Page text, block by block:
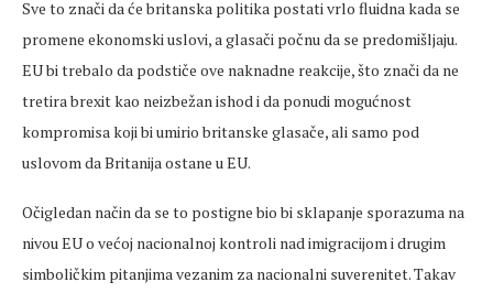
Sve to znači da će britanska politika postati vrlo fluidna kada se
promene ekonomski uslovi, a glasači počnu da se predomišljaju.
EU bi trebalo da podstiče ove naknadne reakcije, što znači da ne
tretira brexit kao neizbežan ishod i da ponudi mogućnost
kompromisa koji bi umirio britanske glasače, ali samo pod
uslovom da Britanija ostane u EU.
Očigledan način da se to postigne bio bi sklapanje sporazuma na
nivou EU o većoj nacionalnoj kontroli nad imigracijom i drugim
simboličkim pitanjima vezanim za nacionalni suverenitet. Takav